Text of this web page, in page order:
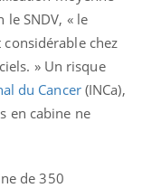
le SNDV, « le
chez
» Un risque
du Cancer(INCa),
en cabine ne
de 350